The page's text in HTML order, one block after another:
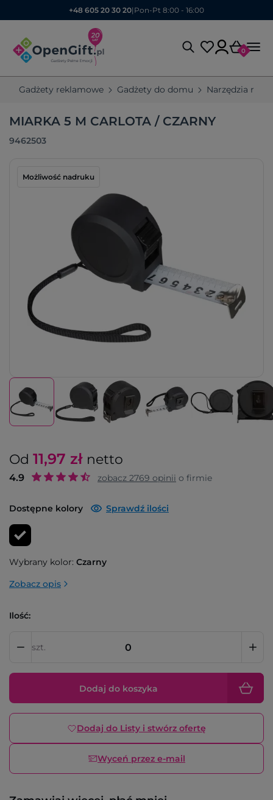
+48 605 20 30 20| Pon-Pt 8:00 - 16:00
0
Gadżety reklamowe Gadżety do domu Narzędzia
MIARKA 5 M CARLOTA / CZARNY
9462503
Możliwość nadruku
Od 11,97 zł netto
4.9 zobacz 2769 opinii o firmie
Dostępne kolory Sprawdź ilości
Wybrany kolor: Czarny
Zobacz opis
Ilość:
szt.
Dodaj do koszyka
Dodaj do Listy i stwórz ofertę
Wyceń przez e-mail